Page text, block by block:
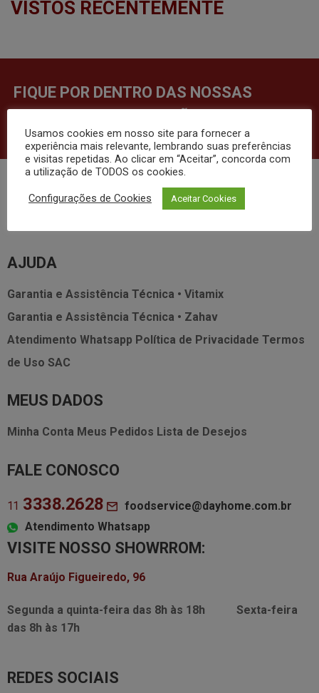
VISTOS RECENTEMENTE
FIQUE POR DENTRO DAS NOSSAS
INSTITUCIONAL
AJUDA
Garantia e Assistência Técnica • Vitamix
Garantia e Assistência Técnica • Zahav
Atendimento Whatsapp Política de Privacidade Termos
de Uso SAC
MEUS DADOS
Minha Conta Meus Pedidos Lista de Desejos
FALE CONOSCO
11 3338.2628
foodservice@dayhome.com.br
Atendimento Whatsapp
VISITE NOSSO SHOWRROM:
Rua Araújo Figueiredo, 96
Segunda a quinta-feira das 8h às 18h
Sexta-feira
das 8h às 17h
REDES SOCIAIS
Usamos cookies em nosso site para fornecer a
experiência mais relevante, lembrando suas preferências
e visitas repetidas. Ao clicar em “Aceitar”, concorda com
a utilização de TODOS os cookies.
Configurações de Cookies Aceitar Cookies